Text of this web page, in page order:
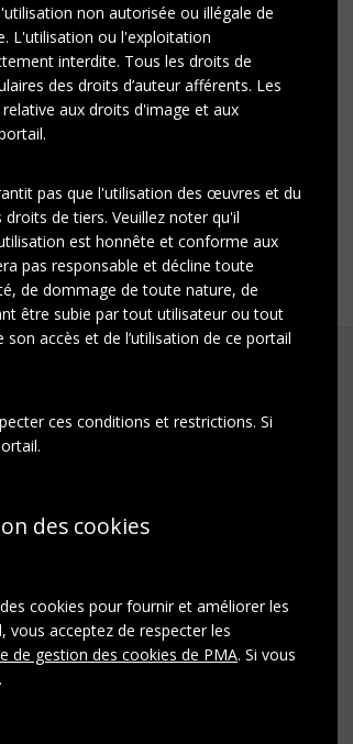
En relation
non autorisée ou illégale de
L'utilisation ou l'exploitation
interdite. Tous les droits de
des droits d’auteur afférents. Les
aux droits d'image et aux
pas que l'utilisation des œuvres et du
de tiers. Veuillez noter qu'il
est honnête et conforme aux
pas responsable et décline toute
de dommage de toute nature, de
être subie par tout utilisateur ou tout
accès et de l’utilisation de ce portail
ces conditions et restrictions. Si
des cookies
cookies pour fournir et améliorer les
vous acceptez de respecter les
de gestion des cookies de PMA. Si vous